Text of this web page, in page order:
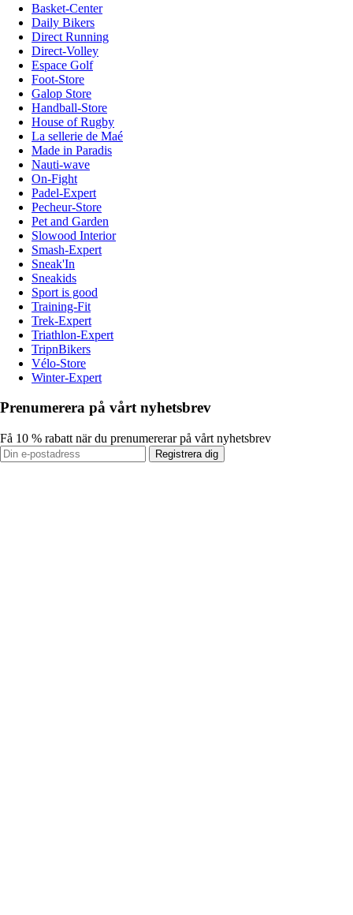
Basket-Center
Daily Bikers
Direct Running
Direct-Volley
Espace Golf
Foot-Store
Galop Store
Handball-Store
House of Rugby
La sellerie de Maé
Made in Paradis
Nauti-wave
On-Fight
Padel-Expert
Pecheur-Store
Pet and Garden
Slowood Interior
Smash-Expert
Sneak'In
Sneakids
Sport is good
Training-Fit
Trek-Expert
Triathlon-Expert
TripnBikers
Vélo-Store
Winter-Expert
Prenumerera på vårt nyhetsbrev
Få 10 % rabatt när du prenumererar på vårt nyhetsbrev
Registrera dig